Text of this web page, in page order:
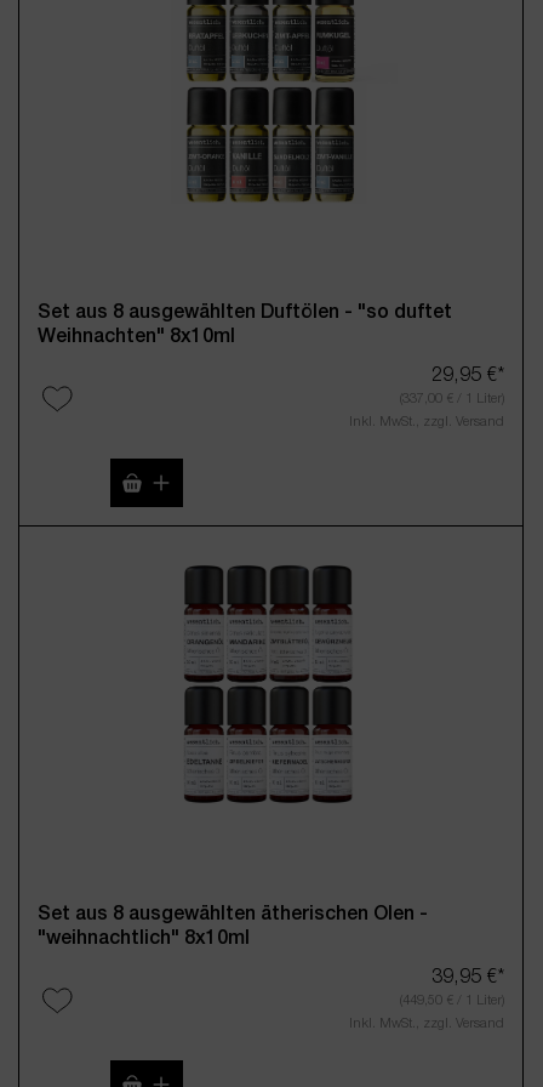
Sandalwood
(Diese Option ist zurzeit nicht verfügbar.)
Set aus 8 ausgewählten Duftölen - "so duftet
Weihnachten" 8x10ml
29,95 €*
(337,00 € / 1 Liter)
Inkl. MwSt., zzgl. Versand
Produkt Anzahl: Gib den gewünschten
Set aus 8 ausgewählten ätherischen Ölen -
"weihnachtlich" 8x10ml
39,95 €*
(449,50 € / 1 Liter)
Inkl. MwSt., zzgl. Versand
Produkt Anzahl: Gib den gewünschten